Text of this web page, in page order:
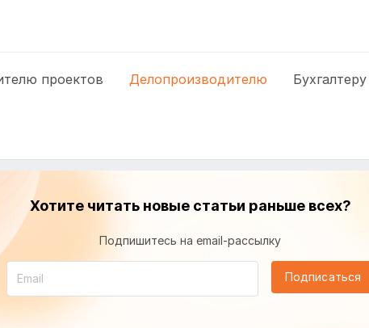
проектов Делопроизводителю Бухгалтеру
Хотите читать новые статьи раньше всех?
Подпишитесь на email-рассылку
Подписаться